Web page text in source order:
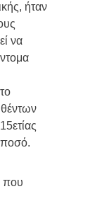
ήταν
να
ποσό.
που